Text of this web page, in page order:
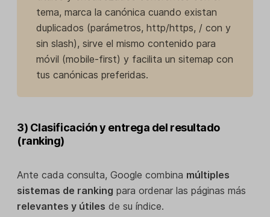
tema, marca la canónica cuando existan
duplicados (parámetros, http/https, / con y
sin slash), sirve el mismo contenido para
móvil (mobile-first) y facilita un sitemap con
tus canónicas preferidas.
3) Clasificación y entrega del resultado
(ranking)
Ante cada consulta, Google combina múltiples
sistemas de ranking para ordenar las páginas más
relevantes y útiles de su índice.